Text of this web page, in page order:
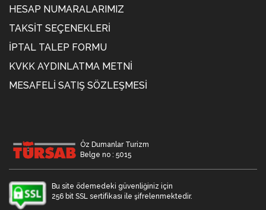
HESAP NUMARALARIMIZ
TAKSIT SEÇENEKLERI
İPTAL TALEP FORMU
KVKK AYDINLATMA METNİ
MESAFELI SATIŞ SÖZLEŞMESI
Öz Dumanlar Turizm
Belge no : 5015
Bu site ödemedeki güvenliğiniz için
256 bit SSL sertifikası ile şifrelenmektedir.